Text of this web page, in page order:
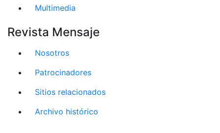
Multimedia
Revista Mensaje
Nosotros
Patrocinadores
Sitios relacionados
Archivo histórico